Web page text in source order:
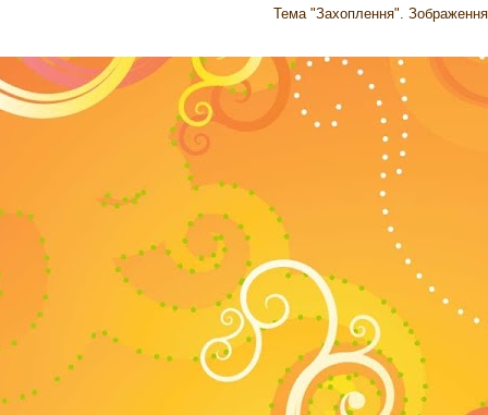
Тема "Захоплення".